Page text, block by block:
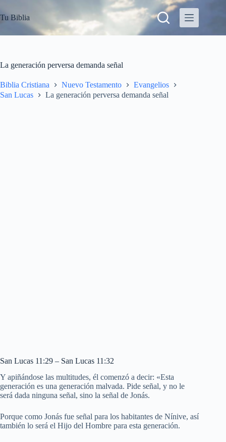
a
t
a
c
n
Tu Biblia
La generación perversa demanda señal
Biblia Cristiana Nuevo Testamento
Evangelios
San Lucas
La generación perversa demanda señal
San Lucas 11:29 – San Lucas 11:32
Y apiñándose las multitudes, él comenzó a decir: «Esta
generación es una generación malvada. Pide señal, y no le
será dada ninguna señal, sino la señal de Jonás.
Porque como Jonás fue señal para los habitantes de Nínive, así
también lo será el Hijo del Hombre para esta generación.